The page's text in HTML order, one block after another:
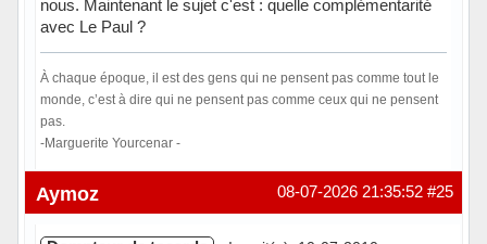
nous. Maintenant le sujet c'est : quelle complémentarité
avec Le Paul ?
À chaque époque, il est des gens qui ne pensent pas comme tout le
monde, c’est à dire qui ne pensent pas comme ceux qui ne pensent
pas.
-Marguerite Yourcenar -
Hors ligne #25
08-07-2026 21:35:52
Aymoz